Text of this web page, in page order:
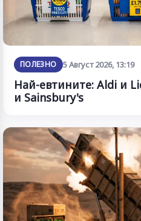
ПОЛЕЗНО 5 Август 2026, 13:19
Най-евтините: Aldi и
и Sainsbury's